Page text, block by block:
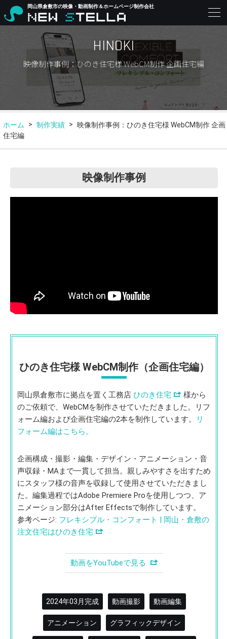
岡山県倉敷市の映像・動画制作＆ホームページ制作会社
HINOKI
映像制作事例：ひのき住宅様 WebCM制作 企画住宅編
ホーム 制作実績
映像制作事例：ひのき住宅様 WebCM制作 企画
住宅編
映像制作事例
ひのき住宅様 WebCM制作（企画住宅編）
岡山県倉敷市に拠点を置く工務店 ひのき住宅
様から
のご依頼で、WebCMを制作させていただきました。リフ
ォーム編および企画住宅編の2本を制作しています。
リ
フォーム編はこちら。
企画構成・撮影・編集・デザイン・アニメーション・音
声収録・MAまで一貫して担当。親しみやすさを出すため
にスタッフ様の音声を収録して使用させていただきまし
た。編集過程ではAdobe Premiere Proを使用しつつ、ア
ニメーション部分はAfter Effectsで制作しています。
参考ページ: フレキシブル・コンフォート | 岡山・倉敷の
注文住宅はひのき住宅
動画をYouTubeで見る
2024年03月完成 動画撮影 動画編集
アニメーション グラフィックデザイン